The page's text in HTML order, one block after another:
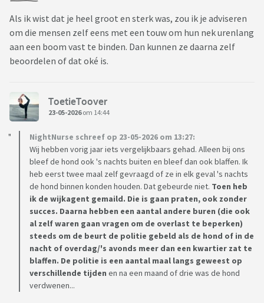
Als ik wist dat je heel groot en sterk was, zou ik je adviseren
om die mensen zelf eens met een touw om hun nek urenlang
aan een boom vast te binden. Dan kunnen ze daarna zelf
beoordelen of dat oké is.
ToetieToover
23-05-2026om 14:44
NightNurse schreef op 23-05-2026 om 13:27:
Wij hebben vorig jaar iets vergelijkbaars gehad. Alleen bij ons
bleef de hond ook 's nachts buiten en bleef dan ook blaffen. Ik
heb eerst twee maal zelf gevraagd of ze in elk geval 's nachts
de hond binnen konden houden. Dat gebeurde niet. Toen heb
ik de wijkagent gemaild. Die is gaan praten, ook zonder
succes. Daarna hebben een aantal andere buren (die ook
al zelf waren gaan vragen om de overlast te beperken)
steeds om de beurt de politie gebeld als de hond of in de
nacht of overdag/'s avonds meer dan een kwartier zat te
blaffen. De politie is een aantal maal langs geweest op
verschillende tijden en na een maand of drie was de hond
verdwenen...